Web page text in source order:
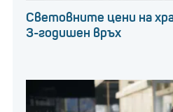
Световните цени на
3-годишен връх